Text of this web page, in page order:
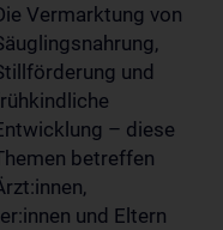
Vermarktung von
und
– diese
betreffen
und Eltern